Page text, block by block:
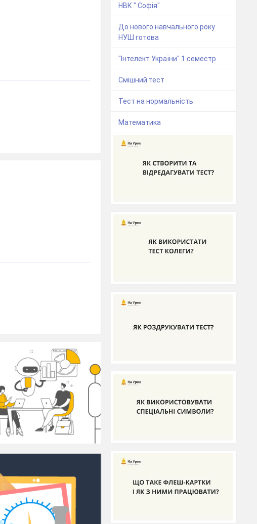
НВК " Софія"
До нового навчального року
НУШ готова
"Інтелект України" 1 семестр
Смішний тест
Тест на нормальність
Математика